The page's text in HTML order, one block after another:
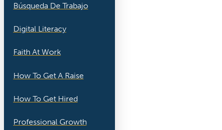
Búsqueda De Trabajo
Digital Literacy
Faith At Work
How To Get A Raise
How To Get Hired
Professional Growth